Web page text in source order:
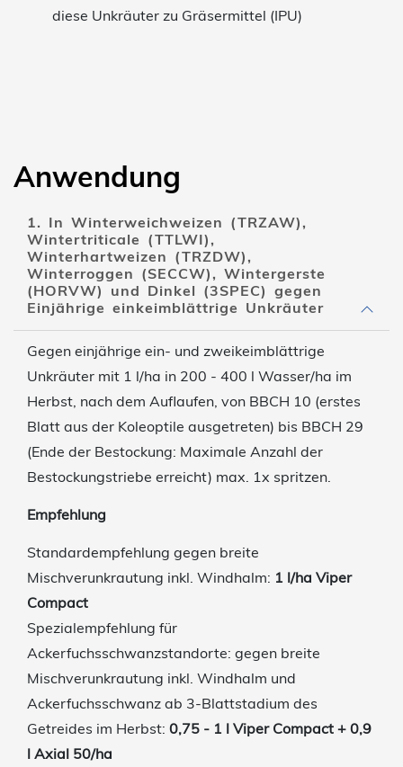
diese Unkräuter zu Gräsermittel (IPU)
Anwendung
1. In Winterweichweizen (TRZAW),
Wintertriticale (TTLWI),
Winterhartweizen (TRZDW),
Winterroggen (SECCW), Wintergerste
(HORVW) und Dinkel (3SPEC) gegen
Einjährige einkeimblättrige Unkräuter
Gegen einjährige ein- und zweikeimblättrige
Unkräuter mit 1 l/ha in 200 - 400 l Wasser/ha im
Herbst, nach dem Auflaufen, von BBCH 10 (erstes
Blatt aus der Koleoptile ausgetreten) bis BBCH 29
(Ende der Bestockung: Maximale Anzahl der
Bestockungstriebe erreicht) max. 1x spritzen.
Empfehlung
Standardempfehlung gegen breite
Mischverunkrautung inkl. Windhalm: 1 l/ha Viper
Compact
Spezialempfehlung für
Ackerfuchsschwanzstandorte: gegen breite
Mischverunkrautung inkl. Windhalm und
Ackerfuchsschwanz ab 3-Blattstadium des
Getreides im Herbst: 0,75 - 1 l Viper Compact + 0,9
l Axial 50/ha